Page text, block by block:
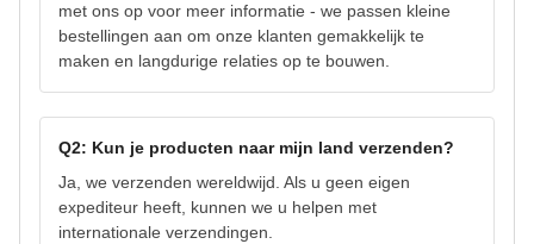
met ons op voor meer informatie - we passen kleine
bestellingen aan om onze klanten gemakkelijk te
maken en langdurige relaties op te bouwen.
Q2: Kun je producten naar mijn land verzenden?
Ja, we verzenden wereldwijd. Als u geen eigen
expediteur heeft, kunnen we u helpen met
internationale verzendingen.